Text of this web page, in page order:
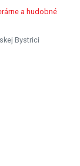
a hudobné
Bystrici